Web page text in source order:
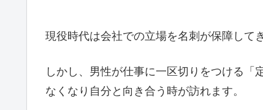
現役時代は会社での立場を名刺が保障して
しかし、男性が仕事に一区切りをつける「
なくなり自分と向き合う時が訪れます。